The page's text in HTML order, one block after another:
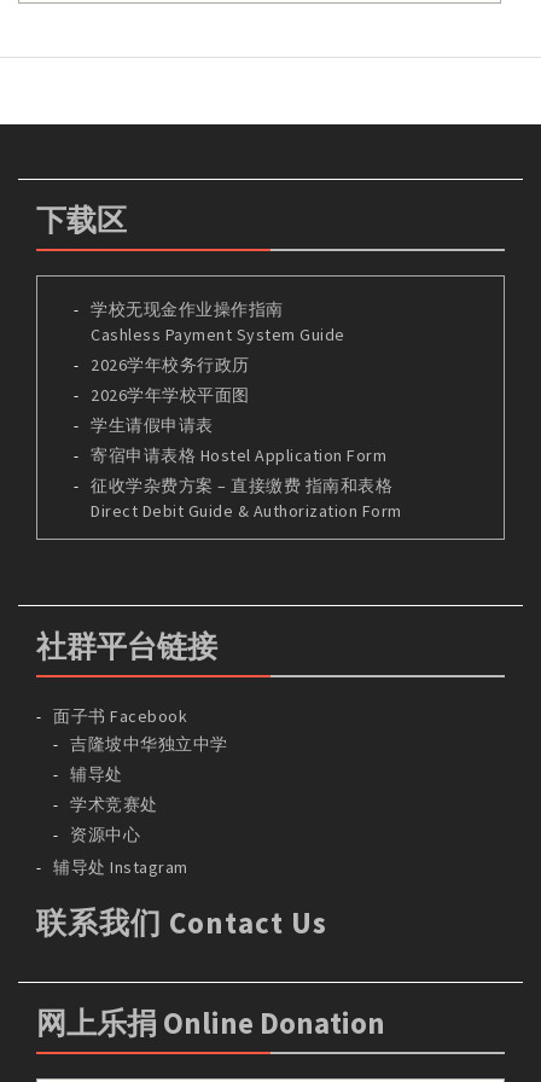
下载区
学校无现金作业操作指南
Cashless Payment System Guide
2026学年校务行政历
2026学年学校平面图
学生请假申请表
寄宿申请表格 Hostel Application Form
征收学杂费方案 – 直接缴费 指南和表格
Direct Debit Guide & Authorization Form
社群平台链接
面子书 Facebook
吉隆坡中华独立中学
辅导处
学术竞赛处
资源中心
辅导处 Instagram
联系我们 Contact Us
网上乐捐 Online Donation